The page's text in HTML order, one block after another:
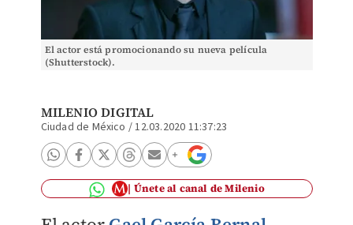
El actor está promocionando su nueva película
(Shutterstock).
MILENIO DIGITAL
Ciudad de México /12.03.2020 11:37:23
Únete al canal de Milenio